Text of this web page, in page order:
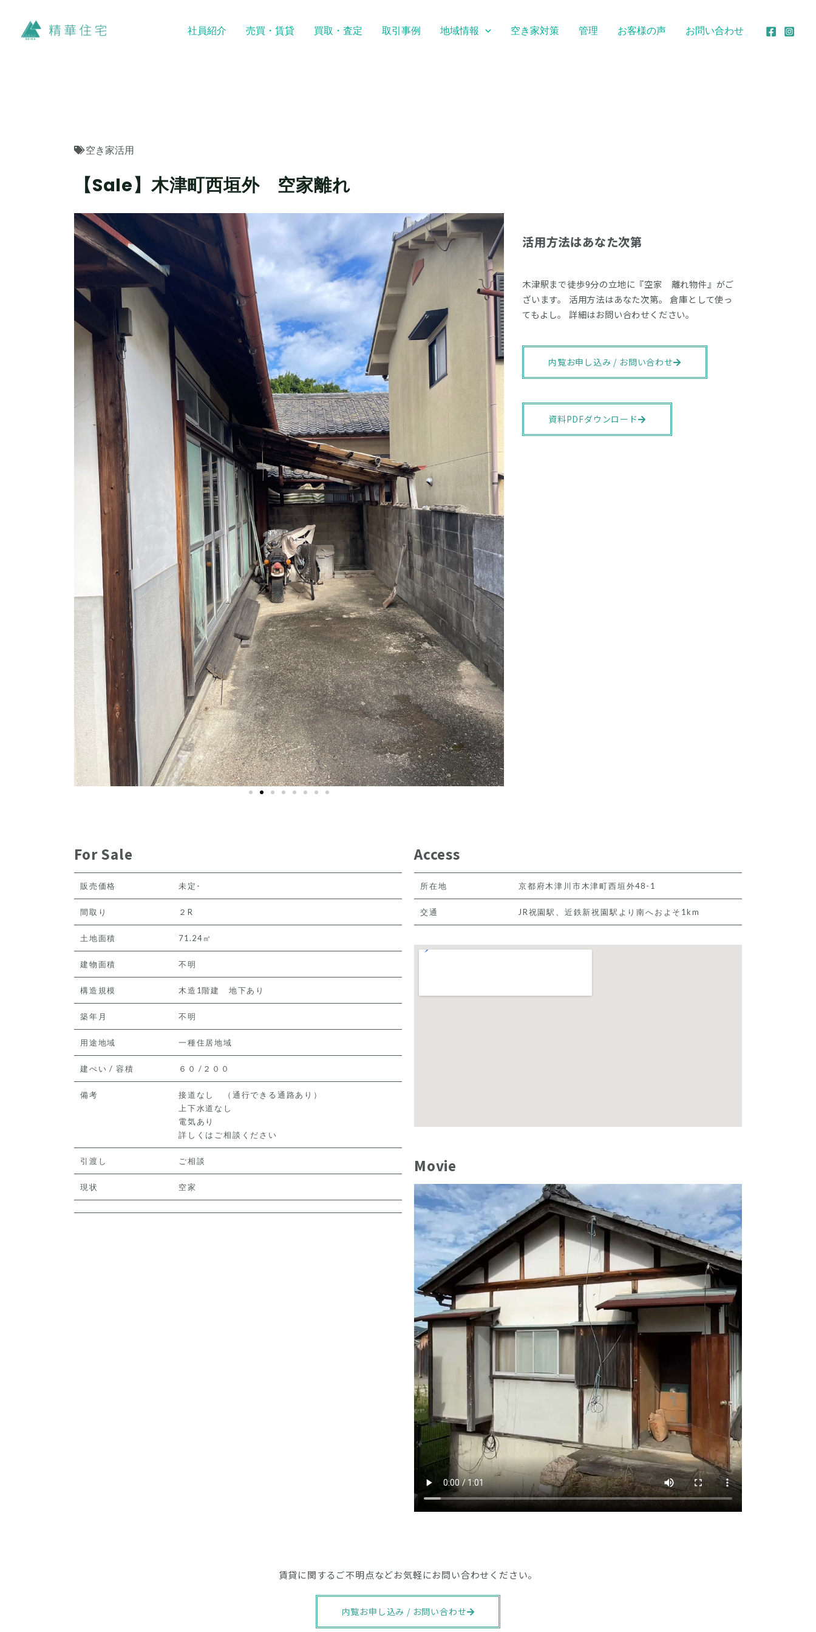
社員紹介 売買・賃貸 買取・査定 取引事例 地域情報 空き家対策 管理 お客様の声 お問い合わせ
空き家活用
【Sale】木津町西垣外 空家離れ
活用方法はあなた次第
木津駅まで徒歩9分の立地に『空家 離れ物件』がご
ざいます。 活用方法はあなた次第。 倉庫として使っ
てもよし。 詳細はお問い合わせください。
内覧お申し込み / お問い合わせ
資料PDFダウンロード
For Sale
販売価格 未定-
間取り ２R
土地面積 71.24㎡
建物面積 不明
構造規模 木造1階建 地下あり
築年月 不明
用途地域 一種住居地域
建ぺい / 容積 ６０ /２００
備考
接道なし （通行できる通路あり）
上下水道なし
電気あり
詳しくはご相談ください
引渡し ご相談
現状 空家
Access
所在地 京都府木津川市木津町西垣外48-1
交通 JR祝園駅、近鉄新祝園駅より南へおよそ1km
Movie
賃貸に関するご不明点などお気軽にお問い合わせください。
内覧お申し込み / お問い合わせ